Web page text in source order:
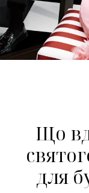
Що
для